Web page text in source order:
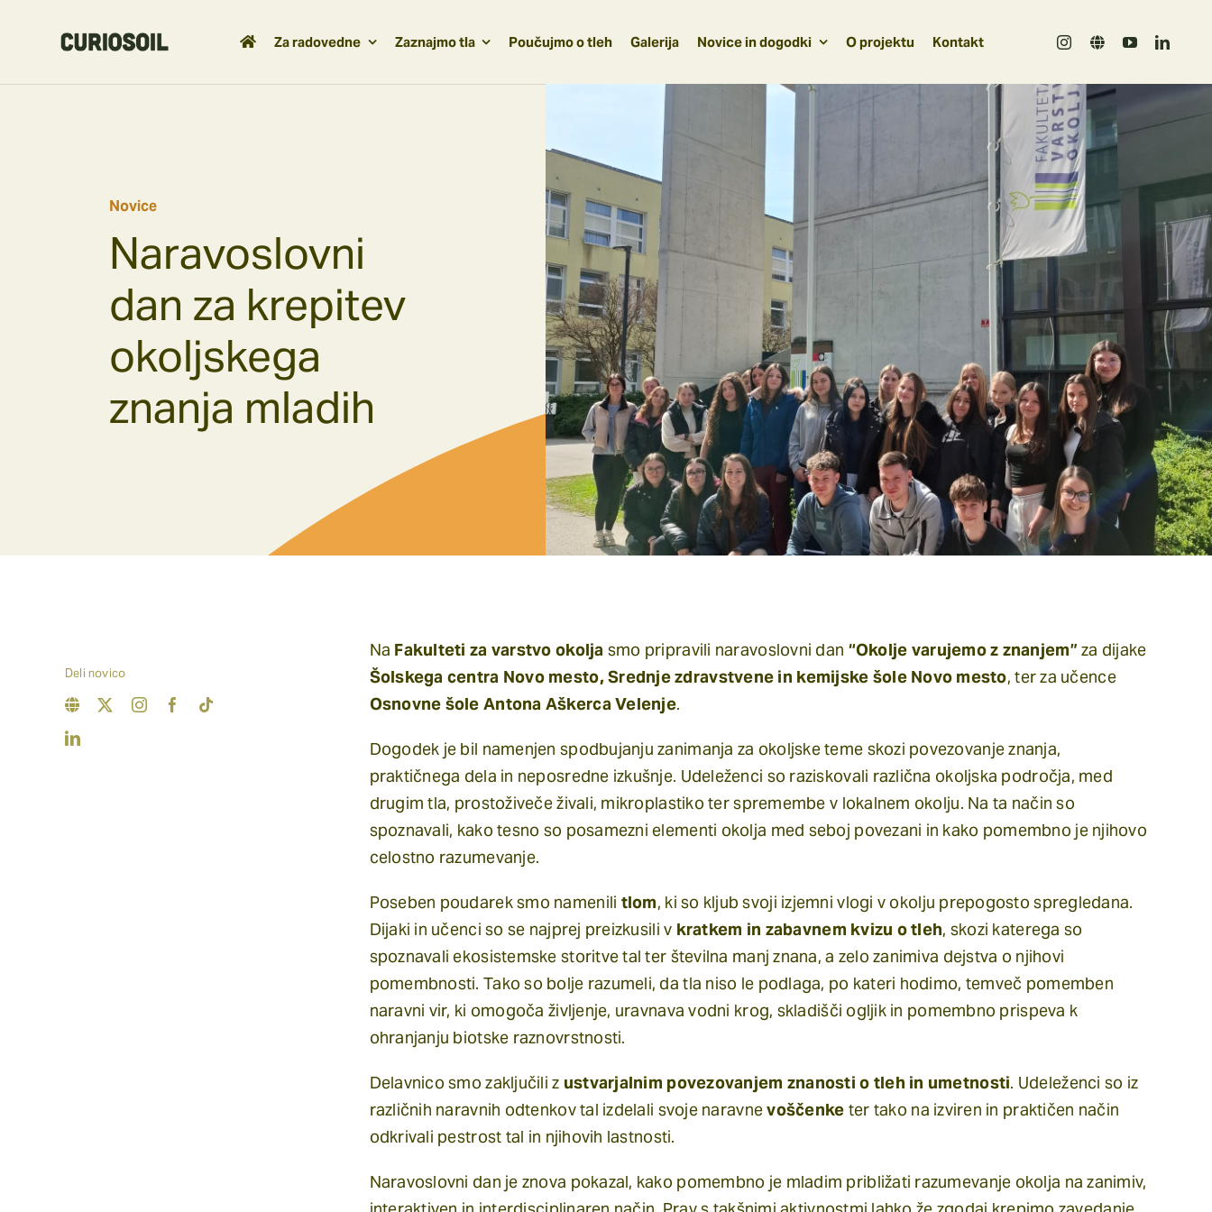
Za radovedne Zaznajmo tla Poučujmo o tleh Galerija Novice in dogodki O projektu Kontakt
Novice
Naravoslovni
dan za krepitev
okoljskega
znanja mladih
Deli novico
Na Fakulteti za varstvo okolja smo pripravili naravoslovni dan “Okolje varujemo z znanjem” za dijake
Šolskega centra Novo mesto, Srednje zdravstvene in kemijske šole Novo mesto, ter za učence
Osnovne šole Antona Aškerca Velenje.
Dogodek je bil namenjen spodbujanju zanimanja za okoljske teme skozi povezovanje znanja,
praktičnega dela in neposredne izkušnje. Udeleženci so raziskovali različna okoljska področja, med
drugim tla, prostoživeče živali, mikroplastiko ter spremembe v lokalnem okolju. Na ta način so
spoznavali, kako tesno so posamezni elementi okolja med seboj povezani in kako pomembno je njihovo
celostno razumevanje.
Poseben poudarek smo namenili tlom, ki so kljub svoji izjemni vlogi v okolju prepogosto spregledana.
Dijaki in učenci so se najprej preizkusili v kratkem in zabavnem kvizu o tleh, skozi katerega so
spoznavali ekosistemske storitve tal ter številna manj znana, a zelo zanimiva dejstva o njihovi
pomembnosti. Tako so bolje razumeli, da tla niso le podlaga, po kateri hodimo, temveč pomemben
naravni vir, ki omogoča življenje, uravnava vodni krog, skladišči ogljik in pomembno prispeva k
ohranjanju biotske raznovrstnosti.
Delavnico smo zaključili z ustvarjalnim povezovanjem znanosti o tleh in umetnosti. Udeleženci so iz
različnih naravnih odtenkov tal izdelali svoje naravnevoščenke ter tako na izviren in praktičen način
odkrivali pestrost tal in njihovih lastnosti.
Naravoslovni dan je znova pokazal, kako pomembno je mladim približati razumevanje okolja na zanimiv,